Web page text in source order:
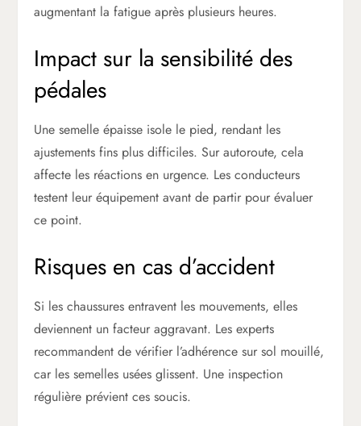
augmentant la fatigue après plusieurs heures.
Impact sur la sensibilité des
pédales
Une semelle épaisse isole le pied, rendant les
ajustements fins plus difficiles. Sur autoroute, cela
affecte les réactions en urgence. Les conducteurs
testent leur équipement avant de partir pour évaluer
ce point.
Risques en cas d’accident
Si les chaussures entravent les mouvements, elles
deviennent un facteur aggravant. Les experts
recommandent de vérifier l’adhérence sur sol mouillé,
car les semelles usées glissent. Une inspection
régulière prévient ces soucis.